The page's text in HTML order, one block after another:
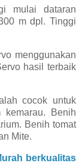
mulai dataran
m dpl. Tinggi
menggunakan
hasil terbaik
cocok untuk
Benih
Benih tomat
Mite.
berkualitas